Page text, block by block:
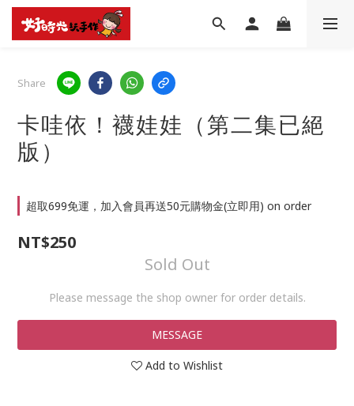
Share
卡哇依！襪娃娃（第二集已絕
版）
超取699免運，加入會員再送50元購物金(立即用) on order
NT$250
Sold Out
Please message the shop owner for order details.
MESSAGE
Add to Wishlist